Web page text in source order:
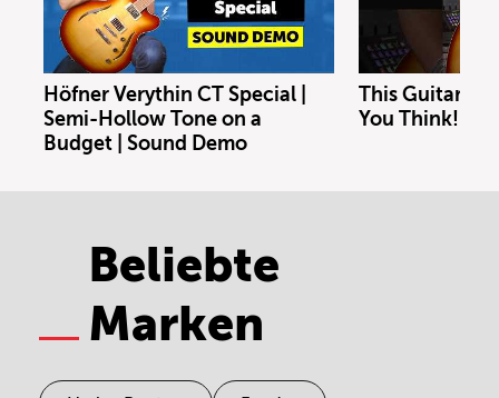
Höfner Verythin CT Special |
Semi-Hollow Tone on a
Budget | Sound Demo
This Guitar
You Think!
Beliebte
Marken